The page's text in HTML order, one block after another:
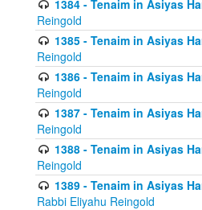
1384 - Tenaim in Asiyas
Reingold
1385 - Tenaim in Asiyas
Reingold
1386 - Tenaim in Asiyas
Reingold
1387 - Tenaim in Asiyas
Reingold
1388 - Tenaim in Asiyas
Reingold
1389 - Tenaim in Asiyas
Rabbi Eliyahu Reingold